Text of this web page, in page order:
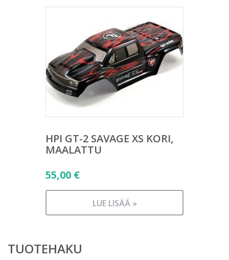
HPI GT-2 SAVAGE XS KORI,
MAALATTU
55,00 €
LUE LISÄÄ »
TUOTEHAKU